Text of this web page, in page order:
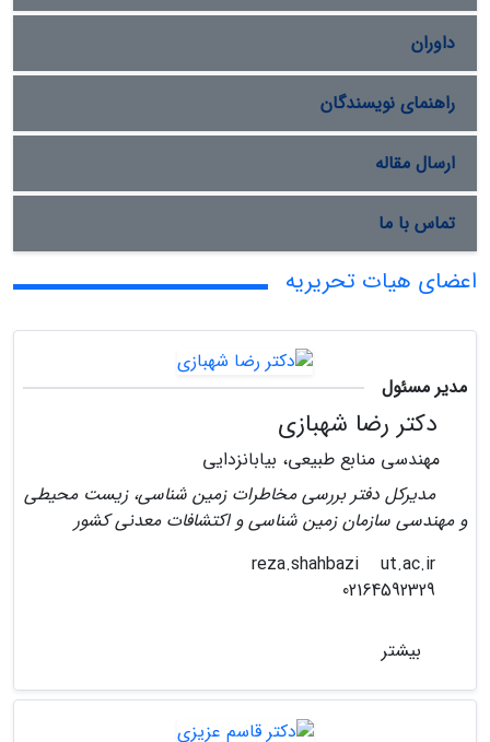
داوران
راهنمای نویسندگان
ارسال مقاله
تماس با ما
اعضای هیات تحریریه
مدیر مسئول
دکتر رضا شهبازی
مهندسی منابع طبیعی، بیابانزدایی
مدیرکل دفتر بررسی مخاطرات زمین شناسی، زیست محیطی
و مهندسی سازمان زمین شناسی و اکتشافات معدنی کشور
ut.ac.ir
بیشتر